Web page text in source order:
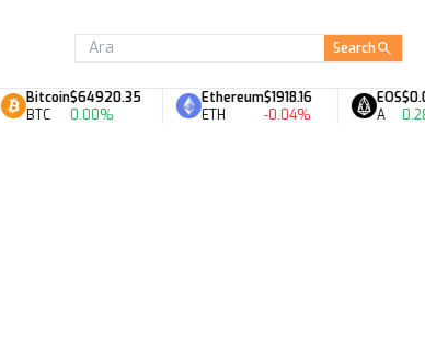
Search
Bitcoin
BTC
$64920.35
0.00%
Ethereum
ETH
$1918.16
-0.04%
EOS
A
$0.06
0.28%